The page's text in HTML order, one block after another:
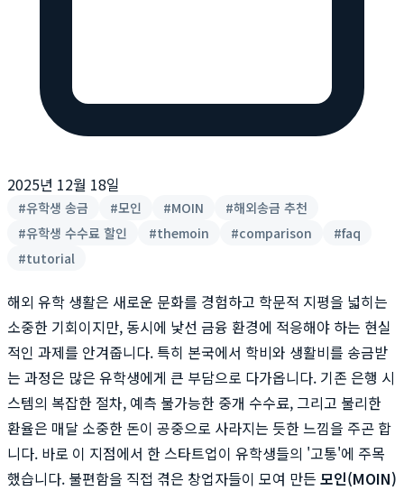
2025년 12월 18일
#유학생 송금 #모인 #MOIN #해외송금 추천
#유학생 수수료 할인 #themoin #comparison #faq
#tutorial
해외 유학 생활은 새로운 문화를 경험하고 학문적 지평을 넓히는
소중한 기회이지만, 동시에 낯선 금융 환경에 적응해야 하는 현실
적인 과제를 안겨줍니다. 특히 본국에서 학비와 생활비를 송금받
는 과정은 많은 유학생에게 큰 부담으로 다가옵니다. 기존 은행 시
스템의 복잡한 절차, 예측 불가능한 중개 수수료, 그리고 불리한
환율은 매달 소중한 돈이 공중으로 사라지는 듯한 느낌을 주곤 합
니다. 바로 이 지점에서 한 스타트업이 유학생들의 '고통'에 주목
했습니다. 불편함을 직접 겪은 창업자들이 모여 만든 모인(MOIN)